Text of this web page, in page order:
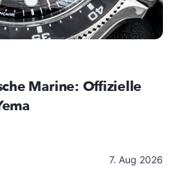
Marine: Offizielle
7. Aug 2026